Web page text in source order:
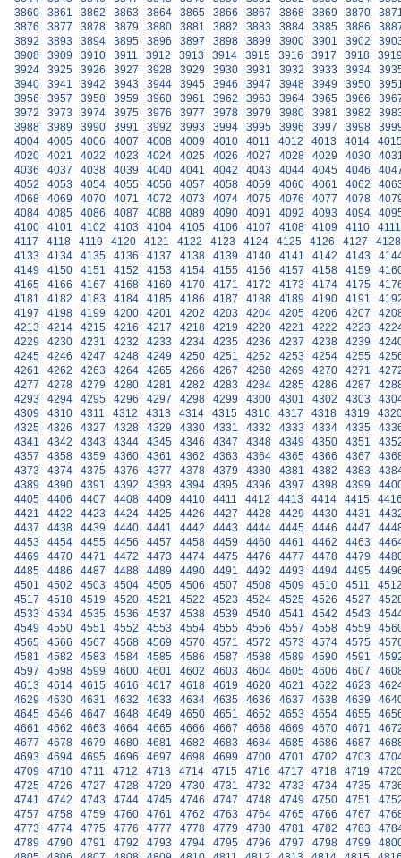
3860
3861 3862 3863 3864 3865 3866 3867 3868 3869 3870
3876
3877 3878 3879 3880 3881 3882 3883 3884 3885 3886
3892
3893 3894 3895 3896 3897 3898 3899 3900 3901 3902
3908
3909 3910 3911 3912 3913 3914 3915 3916 3917 3918
3924
3925 3926 3927 3928 3929 3930 3931 3932 3933 3934
3940
3941 3942 3943 3944 3945 3946 3947 3948 3949 3950
3956
3957 3958 3959 3960 3961 3962 3963 3964 3965 3966
3972
3973 3974 3975 3976 3977 3978 3979 3980 3981 3982
3988
3989 3990 3991 3992 3993 3994 3995 3996 3997 3998
4004
4005 4006 4007 4008 4009 4010 4011 4012 4013 4014
4020
4021 4022 4023 4024 4025 4026 4027 4028 4029 4030
4036
4037 4038 4039 4040 4041 4042 4043 4044 4045 4046
4052
4053 4054 4055 4056 4057 4058 4059 4060 4061 4062
4068
4069 4070 4071 4072 4073 4074 4075 4076 4077 4078
4084
4085 4086 4087 4088 4089 4090 4091 4092 4093 4094
4100
4101 4102 4103 4104 4105 4106 4107 4108 4109 4110
4111
4117
4118 4119 4120 4121 4122 4123 4124 4125 4126 4127
4128
4133
4134 4135 4136 4137 4138 4139 4140 4141 4142 4143
4149
4150 4151 4152 4153 4154 4155 4156 4157 4158 4159
4165
4166 4167 4168 4169 4170 4171 4172 4173 4174 4175
4181
4182 4183 4184 4185 4186 4187 4188 4189 4190 4191
4197
4198 4199 4200 4201 4202 4203 4204 4205 4206 4207
4213
4214 4215 4216 4217 4218 4219 4220 4221 4222 4223
4229
4230 4231 4232 4233 4234 4235 4236 4237 4238 4239
4245
4246 4247 4248 4249 4250 4251 4252 4253 4254 4255
4261
4262 4263 4264 4265 4266 4267 4268 4269 4270 4271
4277
4278 4279 4280 4281 4282 4283 4284 4285 4286 4287
4293
4294 4295 4296 4297 4298 4299 4300 4301 4302 4303
4309
4310 4311 4312 4313 4314 4315 4316 4317 4318 4319
4325
4326 4327 4328 4329 4330 4331 4332 4333 4334 4335
4341
4342 4343 4344 4345 4346 4347 4348 4349 4350 4351
4357
4358 4359 4360 4361 4362 4363 4364 4365 4366 4367
4373
4374 4375 4376 4377 4378 4379 4380 4381 4382 4383
4389
4390 4391 4392 4393 4394 4395 4396 4397 4398 4399
4405
4406 4407 4408 4409 4410 4411 4412 4413 4414 4415
4421
4422 4423 4424 4425 4426 4427 4428 4429 4430 4431
4437
4438 4439 4440 4441 4442 4443 4444 4445 4446 4447
4453
4454 4455 4456 4457 4458 4459 4460 4461 4462 4463
4469
4470 4471 4472 4473 4474 4475 4476 4477 4478 4479
4485
4486 4487 4488 4489 4490 4491 4492 4493 4494 4495
4501
4502 4503 4504 4505 4506 4507 4508 4509 4510 4511
4517
4518 4519 4520 4521 4522 4523 4524 4525 4526 4527
4533
4534 4535 4536 4537 4538 4539 4540 4541 4542 4543
4549
4550 4551 4552 4553 4554 4555 4556 4557 4558 4559
4565
4566 4567 4568 4569 4570 4571 4572 4573 4574 4575
4581
4582 4583 4584 4585 4586 4587 4588 4589 4590 4591
4597
4598 4599 4600 4601 4602 4603 4604 4605 4606 4607
4613
4614 4615 4616 4617 4618 4619 4620 4621 4622 4623
4629
4630 4631 4632 4633 4634 4635 4636 4637 4638 4639
4645
4646 4647 4648 4649 4650 4651 4652 4653 4654 4655
4661
4662 4663 4664 4665 4666 4667 4668 4669 4670 4671
4677
4678 4679 4680 4681 4682 4683 4684 4685 4686 4687
4693
4694 4695 4696 4697 4698 4699 4700 4701 4702 4703
4709
4710 4711 4712 4713 4714 4715 4716 4717 4718 4719
4725
4726 4727 4728 4729 4730 4731 4732 4733 4734 4735
4741
4742 4743 4744 4745 4746 4747 4748 4749 4750 4751
4757
4758 4759 4760 4761 4762 4763 4764 4765 4766 4767
4773
4774 4775 4776 4777 4778 4779 4780 4781 4782 4783
4789
4790 4791 4792 4793 4794 4795 4796 4797 4798 4799